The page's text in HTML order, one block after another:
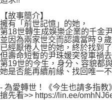
【故事簡介】
擁有「前世記憶」的她，
第18世轉生成娛樂企業的千金
並因為兩家世交而認識當時９
已經厭倦人世的她，終於找到
但壽命短暫的尹珠媛突發車禍
第19世的今生，身分、容貌都
她是否能再續前緣、找回唯一
- 為愛轉世！《今生也請多指教
搶先看>> https://lin.ee/